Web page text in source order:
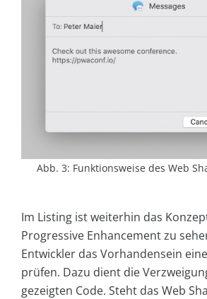
Abb. 3: Funktionsweise des Web
Im Listing ist weiterhin das
Progressive Enhancement zu
Entwickler das Vorhandensein
prüfen. Dazu dient die
gezeigten Code. Steht das Web